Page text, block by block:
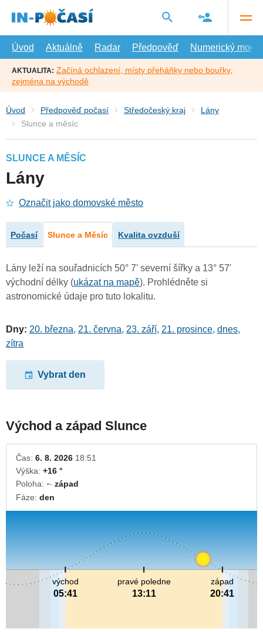
hlavní
Úvod
Aktuálně Radar Předpověď Numerický model
AKTUALITA: Začíná ochlazení, místy přeháňky nebo bouřky,
zejména na východě
Úvod Předpověď počasí Středočeský kraj
Lány
Slunce a měsíc
SLUNCE A MĚSÍC
Lány
Označit jako domovské město
Počasí Slunce a Měsíc Kvalita ovzduší
Lány leží na souřadnicích 50° 7' severní šířky a 13° 57'
východní délky (ukázat na mapě). Prohlédněte si
astronomické údaje pro tuto lokalitu.
Dny: 20. března, 21. června, 23. září, 21. prosince, dnes,
zítra
Vybrat den
Východ a západ Slunce
Čas: 6. 8. 2026 18:51
Výška: +16 °
Poloha:
↓západ
Fáze: den
pravé poledne
13:11
východ
05:41
západ
20:41